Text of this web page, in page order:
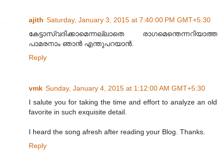
ajith Saturday, January 3, 2015 at 7:40:00 PM GMT+5:30
കേട്ടാസ്വദിക്കാമെന്നല്ലാതെ രാഗമെന്തെന്നറിയാത്ത
പാമരനാം ഞാന്‍ എന്തുപറയാന്‍.
Reply
vmk Sunday, January 4, 2015 at 1:12:00 AM GMT+5:30
I salute you for taking the time and effort to analyze an old
favorite in such exquisite detail.
I heard the song afresh after reading your Blog. Thanks.
Reply